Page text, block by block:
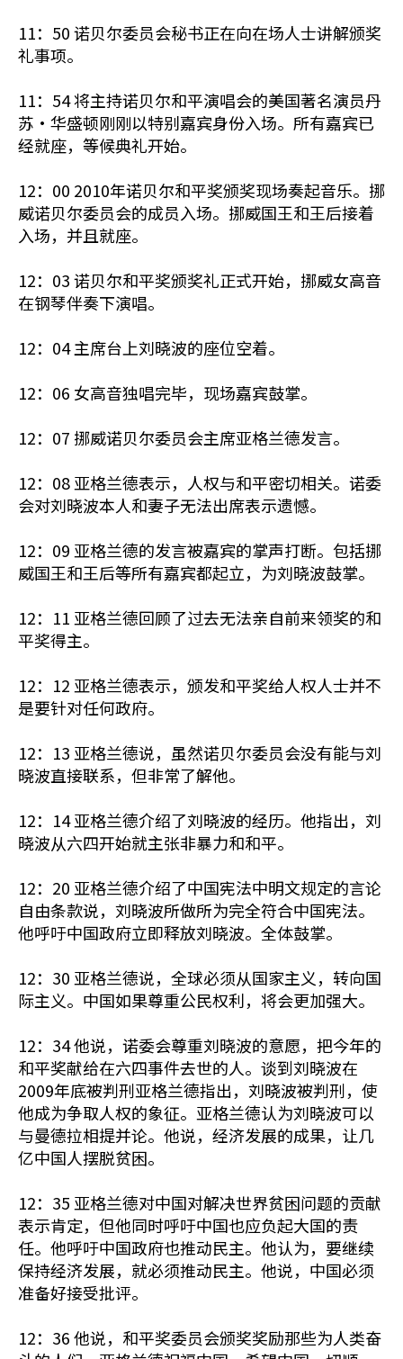
11：50 诺贝尔委员会秘书正在向在场人士讲解颁奖
礼事项。
11：54 将主持诺贝尔和平演唱会的美国著名演员丹
苏·华盛顿刚刚以特别嘉宾身份入场。所有嘉宾已
经就座，等候典礼开始。
12：00 2010年诺贝尔和平奖颁奖现场奏起音乐。挪
威诺贝尔委员会的成员入场。挪威国王和王后接着
入场，并且就座。
12：03 诺贝尔和平奖颁奖礼正式开始，挪威女高音
在钢琴伴奏下演唱。
12：04 主席台上刘晓波的座位空着。
12：06 女高音独唱完毕，现场嘉宾鼓掌。
12：07 挪威诺贝尔委员会主席亚格兰德发言。
12：08 亚格兰德表示，人权与和平密切相关。诺委
会对刘晓波本人和妻子无法出席表示遗憾。
12：09 亚格兰德的发言被嘉宾的掌声打断。包括挪
威国王和王后等所有嘉宾都起立，为刘晓波鼓掌。
12：11 亚格兰德回顾了过去无法亲自前来领奖的和
平奖得主。
12：12 亚格兰德表示，颁发和平奖给人权人士并不
是要针对任何政府。
12：13 亚格兰德说，虽然诺贝尔委员会没有能与刘
晓波直接联系，但非常了解他。
12：14 亚格兰德介绍了刘晓波的经历。他指出，刘
晓波从六四开始就主张非暴力和和平。
12：20 亚格兰德介绍了中国宪法中明文规定的言论
自由条款说，刘晓波所做所为完全符合中国宪法。
他呼吁中国政府立即释放刘晓波。全体鼓掌。
12：30 亚格兰德说，全球必须从国家主义，转向国
际主义。中国如果尊重公民权利，将会更加强大。
12：34 他说，诺委会尊重刘晓波的意愿，把今年的
和平奖献给在六四事件去世的人。谈到刘晓波在
2009年底被判刑亚格兰德指出，刘晓波被判刑，使
他成为争取人权的象征。亚格兰德认为刘晓波可以
与曼德拉相提并论。他说，经济发展的成果，让几
亿中国人摆脱贫困。
12：35 亚格兰德对中国对解决世界贫困问题的贡献
表示肯定，但他同时呼吁中国也应负起大国的责
任。他呼吁中国政府也推动民主。他认为，要继续
保持经济发展，就必须推动民主。他说，中国必须
准备好接受批评。
12：36 他说，和平奖委员会颁奖奖励那些为人类奋